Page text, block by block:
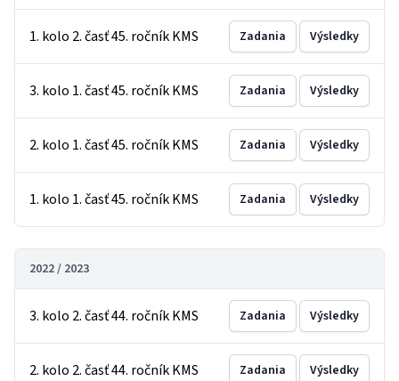
1. kolo 2. časť 45. ročník KMS Zadania Výsledky
3. kolo 1. časť 45. ročník KMS Zadania Výsledky
2. kolo 1. časť 45. ročník KMS Zadania Výsledky
1. kolo 1. časť 45. ročník KMS Zadania Výsledky
2022 / 2023
3. kolo 2. časť 44. ročník KMS Zadania Výsledky
2. kolo 2. časť 44. ročník KMS Zadania Výsledky